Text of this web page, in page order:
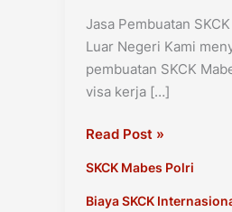
Jasa Pembuatan
Luar Negeri Kami
pembuatan SKCK
visa kerja […]
Jasa
SKCK
Mabes
Read Post »
SKCK Mabes Polri
Biaya SKCK